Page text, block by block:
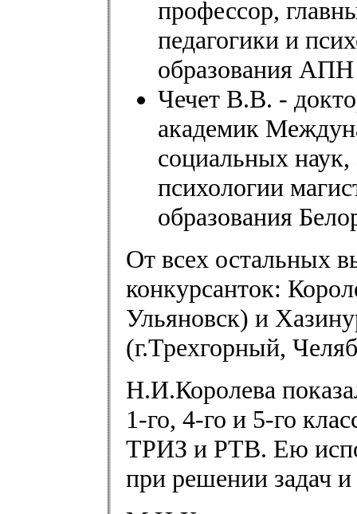
профессор,
педагогики и
образования
Чечет В.В. -
академик
социальных
психологии
образования
От всех остальных
конкурсанток:
Ульяновск) и
(г.Трехгорный,
Н.И.Королева
1-го, 4-го и 5-го
ТРИЗ и РТВ. Ею
при решении задач